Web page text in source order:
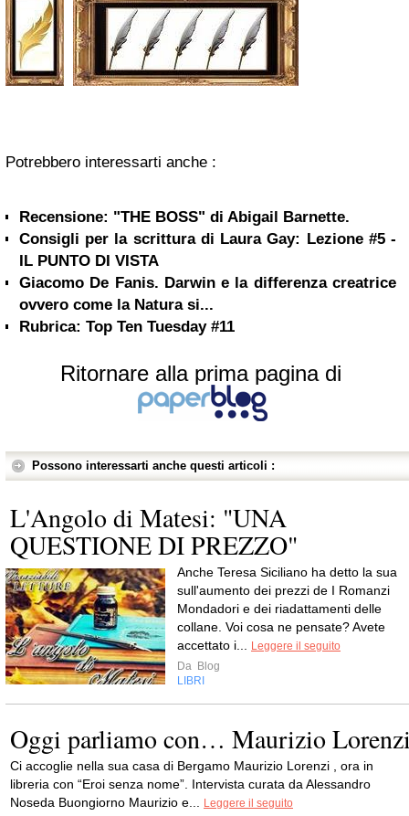
Potrebbero interessarti anche :
Recensione: "THE BOSS" di Abigail Barnette.
Consigli per la scrittura di Laura Gay: Lezione #5 -
IL PUNTO DI VISTA
Giacomo De Fanis. Darwin e la differenza creatrice
ovvero come la Natura si...
Rubrica: Top Ten Tuesday #11
Ritornare alla prima pagina di
Possono interessarti anche questi articoli :
L'Angolo di Matesi: "UNA
QUESTIONE DI PREZZO"
Anche Teresa Siciliano ha detto la sua
sull'aumento dei prezzi de I Romanzi
Mondadori e dei riadattamenti delle
collane. Voi cosa ne pensate? Avete
accettato i...
Leggere il seguito
Da Blog
LIBRI
Oggi parliamo con… Maurizio
Ci accoglie nella sua casa di Bergamo Maurizio Lorenzi , ora in
libreria con “Eroi senza nome”. Intervista curata da Alessandro
Noseda Buongiorno Maurizio e...
Leggere il seguito